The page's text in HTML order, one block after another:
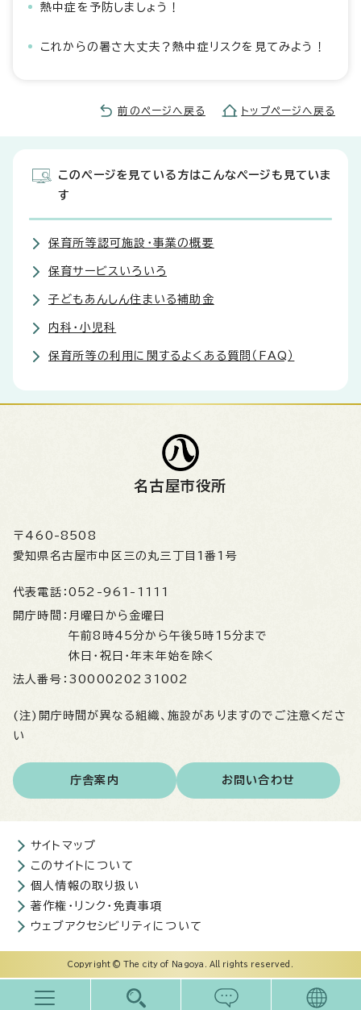
熱中症を予防しましょう！
これからの暑さ大丈夫？熱中症リスクを見てみよう！
前のページへ戻る トップページへ戻る
このページを見ている方はこんなページも見ていま
す
保育所等認可施設・事業の概要
保育サービスいろいろ
子どもあんしん住まいる補助金
内科・小児科
保育所等の利用に関するよくある質問（FAQ）
名古屋市役所
〒460-8508
愛知県名古屋市中区三の丸三丁目1番1号
代表電話： 052-961-1111
開庁時間： 月曜日から金曜日
午前8時45分から午後5時15分まで
休日・祝日・年末年始を除く
法人番号： 3000020231002
(注)開庁時間が異なる組織、施設がありますのでご注意くださ
い
庁舎案内 お問い合わせ
サイトマップ
このサイトについて
個人情報の取り扱い
著作権・リンク・免責事項
ウェブアクセシビリティについて
Copyright © The city of Nagoya. All rights reserved.